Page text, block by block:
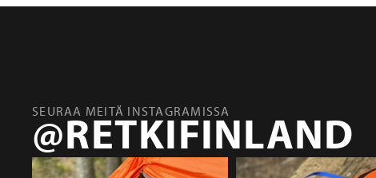
SEURAA MEITÄ INSTAGRAMISSA
@RETKIFINLAND